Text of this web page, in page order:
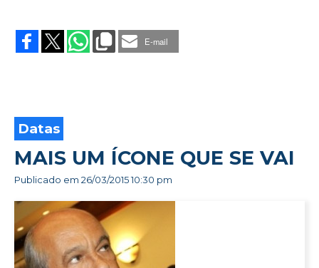
NÃO
RENOVA
E-mail
Datas
MAIS UM ÍCONE QUE SE VAI
Publicado em 26/03/2015 10:30 pm